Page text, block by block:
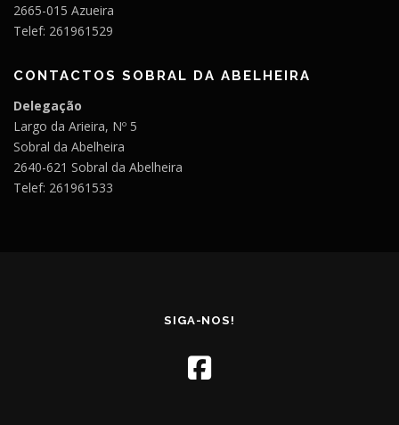
2665-015 Azueira
Telef: 261961529
CONTACTOS SOBRAL DA ABELHEIRA
Delegação
Largo da Arieira, Nº 5
Sobral da Abelheira
2640-621 Sobral da Abelheira
Telef: 261961533
SIGA-NOS!